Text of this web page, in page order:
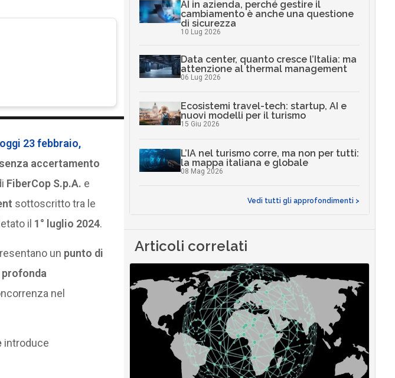
23 febbraio,
accertamento
FiberCop S.p.A. e
sottoscritto tra le
il 1° luglio 2024.
un punto di
profonda
nel
introduce
AI in azienda, perché gestire il
cambiamento è anche una questione
di sicurezza
10 Lug 2026
Data center, quanto cresce l’Italia: ma
attenzione al thermal management
06 Lug 2026
Ecosistemi travel-tech: startup, AI e
nuovi modelli per il turismo
15 Giu 2026
L’IA nel turismo corre, ma non per tutti:
la mappa italiana e globale
08 Mag 2026
Vedi tutti gli approfondimenti >
Articoli correlati